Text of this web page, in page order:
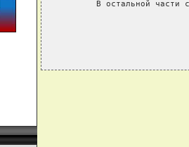
В остальной части